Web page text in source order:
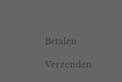
Betalen
Verzenden